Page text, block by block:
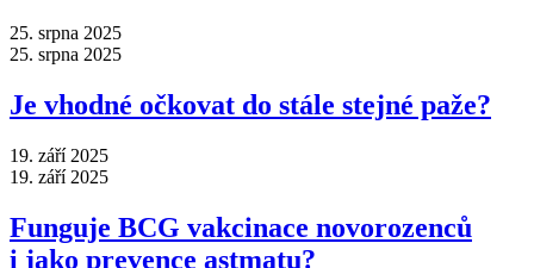
25. srpna 2025
25. srpna 2025
Je vhodné očkovat do stále stejné paže?
19. září 2025
19. září 2025
Funguje BCG vakcinace novorozenců
i jako prevence astmatu?